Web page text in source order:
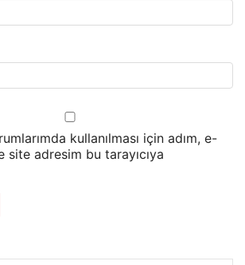
kullanılması için adım, e-
site adresim bu tarayıcıya